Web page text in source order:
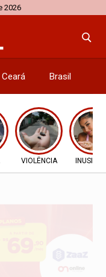
2026
Ceará Brasil
VIOLÊNCIA